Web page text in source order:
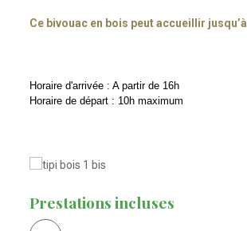
Ce bivouac en bois peut accueillir
Horaire d'arrivée : A partir de 16h
Horaire de départ : 10h maximum
Prestations incluses